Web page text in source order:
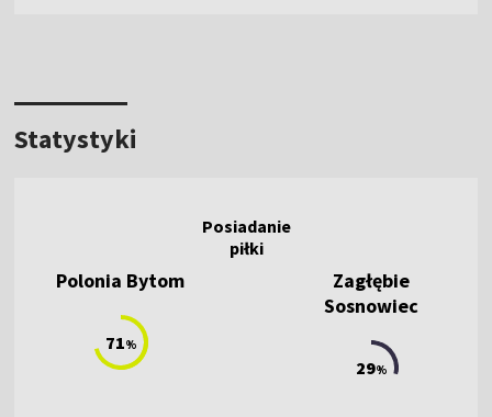
Statystyki
71%
Polonia Bytom
Zagłębie
Sosnowiec
29%